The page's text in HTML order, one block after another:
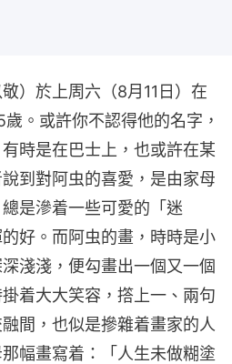
）於上周六（8月11日）在
。或許你不認得他的名字，
時是在巴士上，也或許在某
到對阿虫的喜愛，是由家母
是滲着一些可愛的「迷
好。而阿虫的畫，時時是小
淺淺，便勾畫出一個又一個
着大大笑容，撘上一、兩句
間，也似是摻雜着畫家的人
幅畫寫着：「人生未做糊塗